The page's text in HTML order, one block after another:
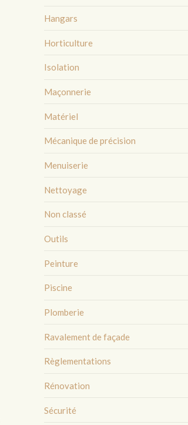
Hangars
Horticulture
Isolation
Maçonnerie
Matériel
Mécanique de précision
Menuiserie
Nettoyage
Non classé
Outils
Peinture
Piscine
Plomberie
Ravalement de façade
Règlementations
Rénovation
Sécurité